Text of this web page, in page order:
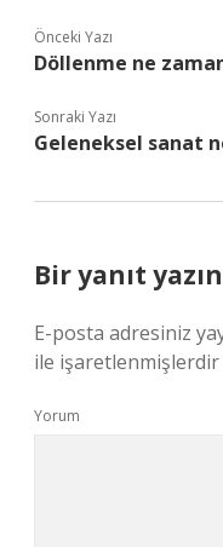
Önceki Yazı
Döllenme ne
Sonraki Yazı
Geleneksel sanat
Bir yanıt yazın
E-posta adresiniz
ile işaretlenmişlerdir
Yorum